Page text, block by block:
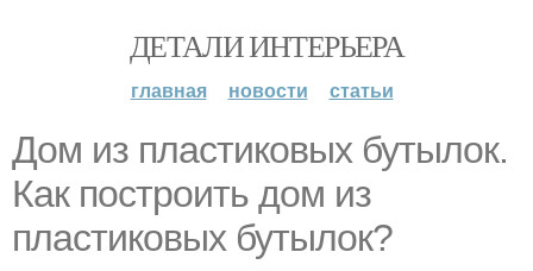
ДЕТАЛИ ИНТЕРЬЕРА
главная новости статьи
Дом из пластиковых бутылок.
Как построить дом из
пластиковых бутылок?